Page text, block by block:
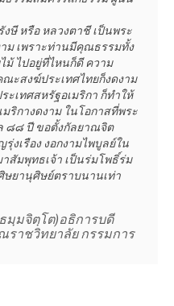
ษี หรือ หลวงตาชี เป็นพระ
เพราะท่านมีคุณธรรมทั้ง
ม้ ไปอยู่ที่ไหนก็ดี ความ
ะสงฆ์ประเทศไทยก็งดงาม
เทศสหรัฐอเมริกา ก็ทำให้
ริกางดงาม ในโอกาสที่พระ
๘๘ ปี ขอตั้งกัลยาณจิต
งเรือง งอกงามไพบูลย์ใน
สัมพุทธเจ้า เป็นร่มโพธิ์ร่ม
ยานุศิษย์ตราบนานเท่า
มจิตฺโต)อธิการบดี
าชวิทยาลัย กรรมการ